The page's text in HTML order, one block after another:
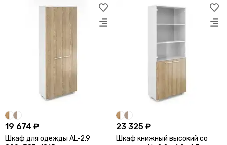
19 674 ₽
Шкаф для одежды AL-2.9
23 325 ₽
Шкаф книжный высокий со